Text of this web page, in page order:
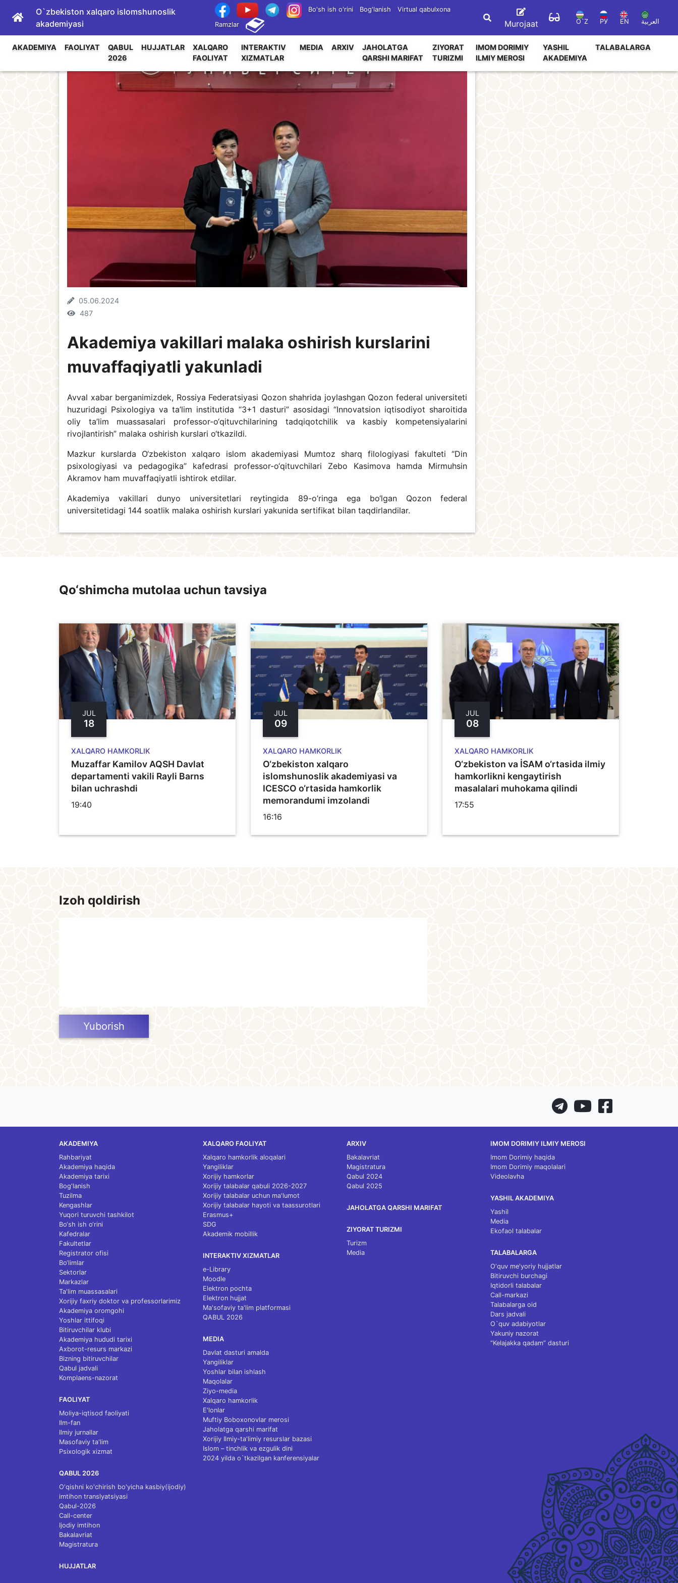
O`zbekiston xalqaro islomshunoslik
akademiyasi
Bo'sh ish o'rini Bog'lanish
Virtual qabulxona
Ramzlar
Murojaat O`Z РУ EN العربية
AKADEMIYA FAOLIYAT
QABUL
2026
HUJJATLAR
XALQARO
FAOLIYAT
INTERAKTIV
XIZMATLAR
MEDIA ARXIV
JAHOLATGA
QARSHI MARIFAT
ZIYORAT
TURIZMI
IMOM DORIMIY
ILMIY MEROSI
YASHIL
AKADEMIYA
TALABALARGA
05.06.2024
487
Akademiya vakillari malaka oshirish kurslarini
muvaffaqiyatli yakunladi
Avval xabar berganimizdek, Rossiya Federatsiyasi Qozon shahrida joylashgan Qozon federal universiteti
huzuridagi Psixologiya va ta’lim institutida “3+1 dasturi” asosidagi “Innovatsion iqtisodiyot sharoitida
oliy ta’lim muassasalari professor-o‘qituvchilarining tadqiqotchilik va kasbiy kompetensiyalarini
rivojlantirish” malaka oshirish kurslari o‘tkazildi.
Mazkur kurslarda O‘zbekiston xalqaro islom akademiyasi Mumtoz sharq filologiyasi fakulteti “Din
psixologiyasi va pedagogika” kafedrasi professor-o‘qituvchilari Zebo Kasimova hamda Mirmuhsin
Akramov ham muvaffaqiyatli ishtirok etdilar.
Akademiya vakillari dunyo universitetlari reytingida 89-o’ringa ega bo‘lgan Qozon federal
universitetidagi 144 soatlik malaka oshirish kurslari yakunida sertifikat bilan taqdirlandilar.
Qo‘shimcha mutolaa uchun tavsiya
JUL
18
XALQARO HAMKORLIK
Muzaffar Kamilov AQSH Davlat
departamenti vakili Rayli Barns
bilan uchrashdi
19:40
JUL
09
XALQARO HAMKORLIK
O‘zbekiston xalqaro
islomshunoslik akademiyasi va
ICESCO o‘rtasida hamkorlik
memorandumi imzolandi
16:16
JUL
08
XALQARO HAMKORLIK
O‘zbekiston va İSAM o‘rtasida ilmiy
hamkorlikni kengaytirish
masalalari muhokama qilindi
17:55
Izoh qoldirish
Yuborish
AKADEMIYA
Rahbariyat
Akademiya haqida
Akademiya tarixi
Bog'lanish
Tuzilma
Kengashlar
Yuqori turuvchi tashkilot
Bo‘sh ish o‘rini
Kafedralar
Fakultetlar
Registrator ofisi
Bo‘limlar
Sektorlar
Markazlar
Ta'lim muassasalari
Xorijiy faxriy doktor va professorlarimiz
Akademiya oromgohi
Yoshlar ittifoqi
Bitiruvchilar klubi
Akademiya hududi tarixi
Axborot-resurs markazi
Bizning bitiruvchilar
Qabul jadvali
Komplaens-nazorat
FAOLIYAT
Moliya-iqtisod faoliyati
Ilm-fan
Ilmiy jurnallar
Masofaviy ta'lim
Psixologik xizmat
QABUL 2026
O'qishni ko'chirish bo'yicha kasbiy(ijodiy)
imtihon translyatsiyasi
Qabul-2026
Call-center
Ijodiy imtihon
Bakalavriat
Magistratura
HUJJATLAR
XALQARO FAOLIYAT
Xalqaro hamkorlik aloqalari
Yangiliklar
Xorijiy hamkorlar
Xorijiy talabalar qabuli 2026-2027
Xorijiy talabalar uchun ma'lumot
Xorijiy talabalar hayoti va taassurotlari
Erasmus+
SDG
Akademik mobillik
INTERAKTIV XIZMATLAR
e-Library
Moodle
Elektron pochta
Elektron hujjat
Ma'sofaviy ta'lim platformasi
QABUL 2026
MEDIA
Davlat dasturi amalda
Yangiliklar
Yoshlar bilan ishlash
Maqolalar
Ziyo-media
Xalqaro hamkorlik
E'lonlar
Muftiy Boboxonovlar merosi
Jaholatga qarshi marifat
Xorijiy Ilmiy-ta'limiy resurslar bazasi
Islom – tinchlik va ezgulik dini
2024 yilda o`tkazilgan kanferensiyalar
ARXIV
Bakalavriat
Magistratura
Qabul 2024
Qabul 2025
JAHOLATGA QARSHI MARIFAT
ZIYORAT TURIZMI
Turizm
Media
IMOM DORIMIY ILMIY MEROSI
Imom Dorimiy haqida
Imom Dorimiy maqolalari
Videolavha
YASHIL AKADEMIYA
Yashil
Media
Ekofaol talabalar
TALABALARGA
O‘quv me'yoriy hujjatlar
Bitiruvchi burchagi
Iqtidorli talabalar
Call-markazi
Talabalarga oid
Dars jadvali
O`quv adabiyotlar
Yakuniy nazorat
“Kelajakka qadam” dasturi